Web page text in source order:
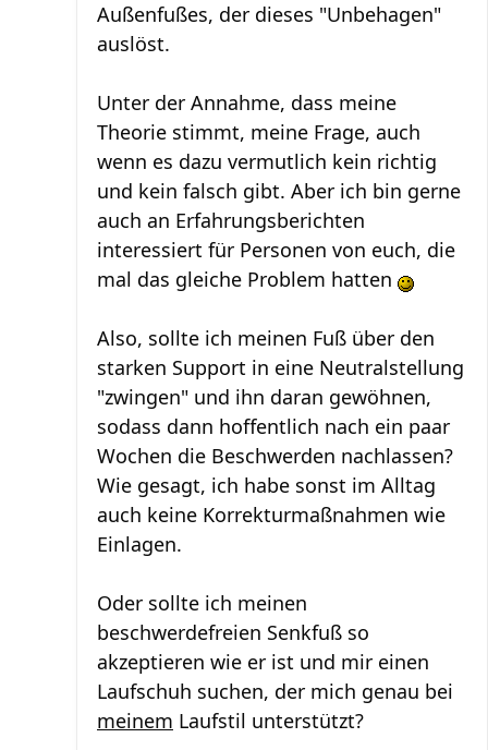
Außenfußes, der dieses "Unbehagen"
auslöst.
Unter der Annahme, dass meine
Theorie stimmt, meine Frage, auch
wenn es dazu vermutlich kein richtig
und kein falsch gibt. Aber ich bin gerne
auch an Erfahrungsberichten
interessiert für Personen von euch, die
mal das gleiche Problem hatten
Also, sollte ich meinen Fuß über den
starken Support in eine Neutralstellung
"zwingen" und ihn daran gewöhnen,
sodass dann hoffentlich nach ein paar
Wochen die Beschwerden nachlassen?
Wie gesagt, ich habe sonst im Alltag
auch keine Korrekturmaßnahmen wie
Einlagen.
Oder sollte ich meinen
beschwerdefreien Senkfuß so
akzeptieren wie er ist und mir einen
Laufschuh suchen, der mich genau bei
meinem Laufstil unterstützt?